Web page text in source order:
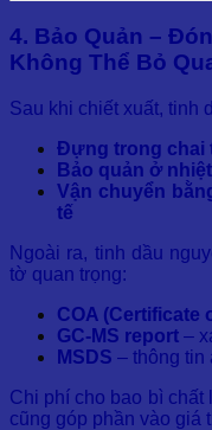
4. Bảo Quản –
Không Thể Bỏ
Sau khi chiết xuất, tinh
Đựng trong chai
Bảo quản ở
Vận chuyển
tế
Ngoài ra, tinh dầu
tờ quan trọng:
COA (Certificate
GC-MS report –
MSDS – thông tin
Chi phí cho bao bì
cũng góp phần vào giá